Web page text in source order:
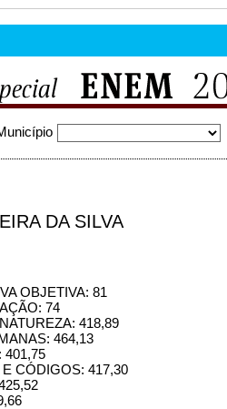
DA SILVA
OBJETIVA: 81
74
418,89
464,13
401,75
CÓDIGOS: 417,30